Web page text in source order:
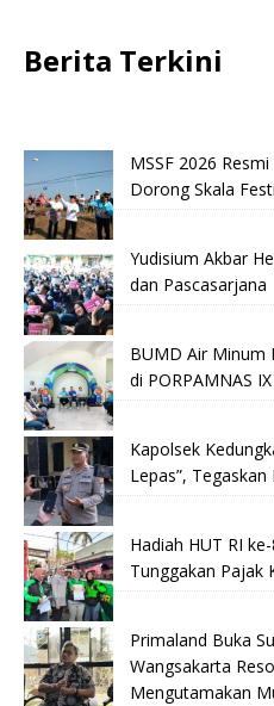
Berita Terkini
MSSF 2026
Dorong Skala
Yudisium Akbar
dan Pascasarjana
BUMD Air Minum
di PORPAMNAS
Kapolsek
Lepas”, Tegaskan
Hadiah HUT RI
Tunggakan Pajak
Primaland Buka
Wangsakarta
Mengutamakan